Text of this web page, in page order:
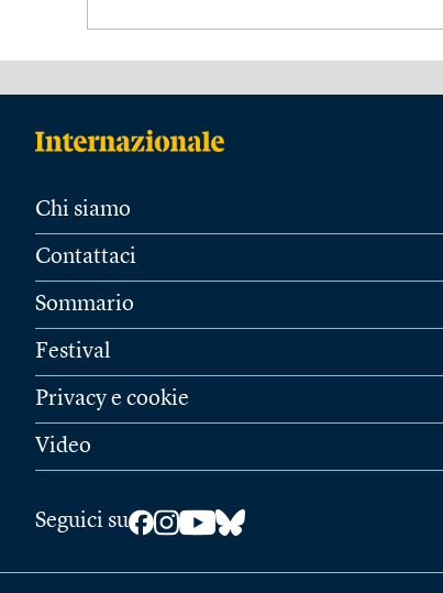
Chi siamo
Contattaci
Sommario
Festival
Privacy e cookie
Video
Seguici su